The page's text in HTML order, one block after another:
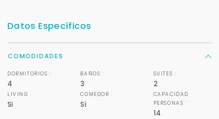
Datos Específicos
COMODIDADES
DORMITORIOS :
4
BAÑOS :
3
SUITES :
2
LIVING :
Si
COMEDOR :
Si
CAPACIDAD
PERSONAS :
14
sistema de gestión de clientes.